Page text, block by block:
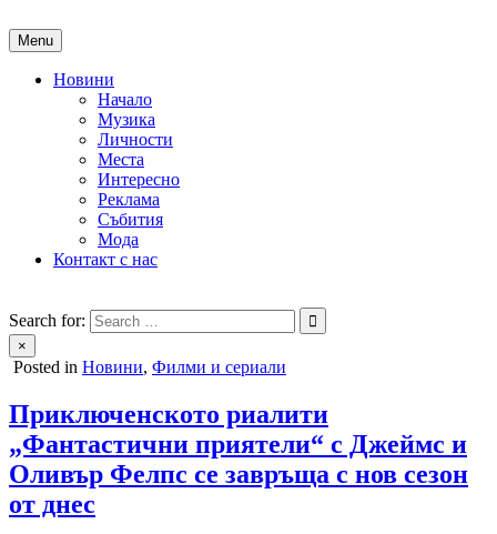
to
content
Menu
Новини
Начало
Музика
Личности
Места
Интересно
Реклама
Събития
Мода
Контакт с нас
People of Bulgaria
За хората на България
Search for:
×
Posted in Новини, Филми и сериали
Приключенското риалити
„Фантастични приятели“ с Джеймс и
Оливър Фелпс се завръща с нов сезон
от днес